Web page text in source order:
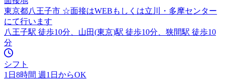
東京都八王子市 ☆面接はWEBもしくは立川・多摩センター
にて行います
八王子駅 徒歩10分、山田(東京)駅 徒歩10分、狭間駅 徒歩10
分
シフト
1日8時間 週1日からOK